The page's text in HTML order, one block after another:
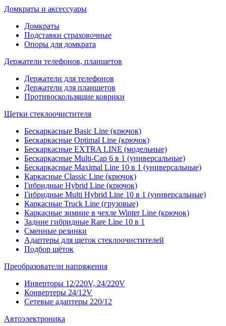
Домкраты и аксессуары
Домкраты
Подставки страховочные
Опоры для домкрата
Держатели телефонов, планшетов
Держатели для телефонов
Держатели для планшетов
Противоскользящие коврики
Щетки стеклоочистителя
Бескаркасные Basic Line (крючок)
Бескаркасные Optimal Line (крючок)
Бескаркасные EXTRA LINE (модельные)
Бескаркасные Multi-Cap 6 в 1 (универсальные)
Бескаркасные Maximal Line 10 в 1 (универсальные)
Каркасные Classic Line (крючок)
Гибридные Hybrid Line (крючок)
Гибридные Multi Hybrid Line 10 в 1 (универсальные)
Каркасные Truck Line (грузовые)
Каркасные зимние в чехле Winter Line (крючок)
Задние гибридные Rare Line 10 в 1
Сменные резинки
Адаптеры для щеток стеклоочистителей
Подбор щёток
Преобразователи напряжения
Инверторы 12/220V, 24/220V
Конвертеры 24/12V
Сетевые адаптеры 220/12
Автоэлектроника